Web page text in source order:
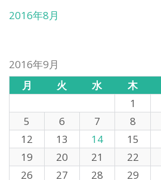
2016年8月
2016年9月
月
火 水 木
1
5
6 7 8
12
13 14 15
19
20 21 22
26
27 28 29